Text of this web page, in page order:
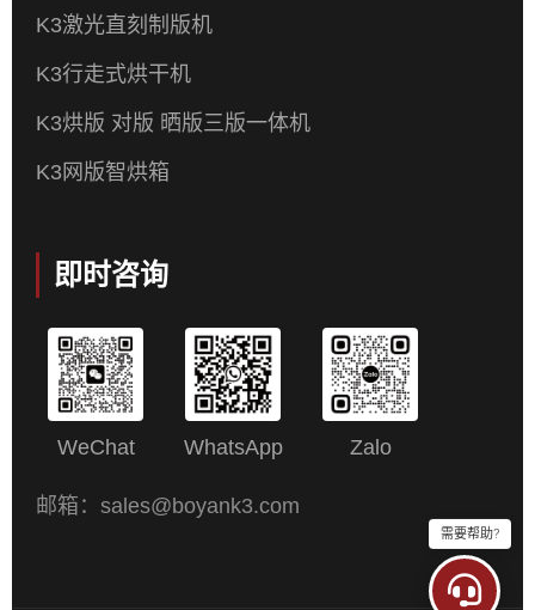
需要帮助?
K3激光直刻制版机
K3行走式烘干机
K3烘版 对版 晒版三版一体机
K3网版智烘箱
即时咨询
WeChat WhatsApp Zalo
邮箱：sales@boyank3.com